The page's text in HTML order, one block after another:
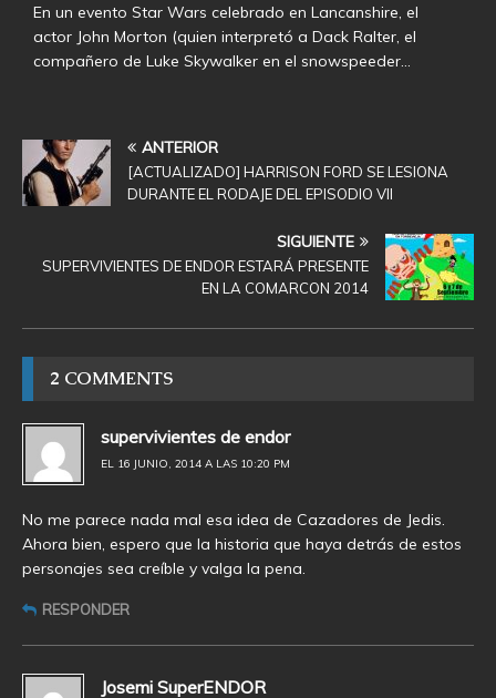
En un evento Star Wars celebrado en Lancanshire, el
actor John Morton (quien interpretó a Dack Ralter, el
compañero de Luke Skywalker en el snowspeeder…
ANTERIOR
[ACTUALIZADO] HARRISON FORD SE LESIONA
DURANTE EL RODAJE DEL EPISODIO VII
SIGUIENTE
SUPERVIVIENTES DE ENDOR ESTARÁ PRESENTE
EN LA COMARCON 2014
2 COMMENTS
supervivientes de endor
EL 16 JUNIO, 2014 A LAS 10:20 PM
No me parece nada mal esa idea de Cazadores de Jedis.
Ahora bien, espero que la historia que haya detrás de estos
personajes sea creíble y valga la pena.
RESPONDER
Josemi SuperENDOR